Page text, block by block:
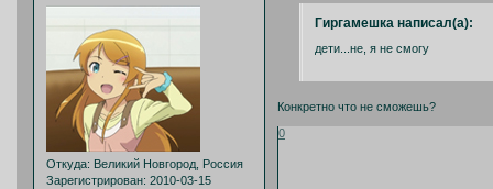
Откуда: Великий Новгород, Россия
Зарегистрирован: 2010-03-15
Гиргамешка написал(а):
дети...не, я не смогу
Конкретно что не сможешь?
0